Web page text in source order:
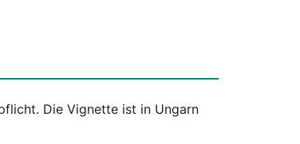
Die Vignette ist in Ungarn